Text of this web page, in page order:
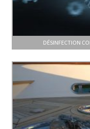
DÉSINFECTION